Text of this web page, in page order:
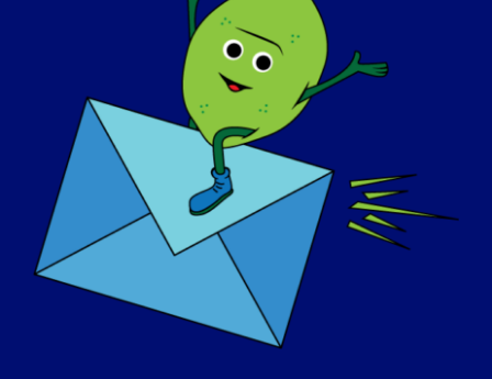
أضواء كاشفة
نبذة عنا
الفعاليات
اتصل بنا
المتجر
تبرع